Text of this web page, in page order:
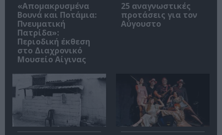
«Απομακρυσμένα
Βουνά και Ποτάμια:
Πνευματική
Πατρίδα»:
Περιοδική έκθεση
στο Διαχρονικό
Μουσείο Αίγινας
25 αναγνωστικές
προτάσεις για τον
Αύγουστο